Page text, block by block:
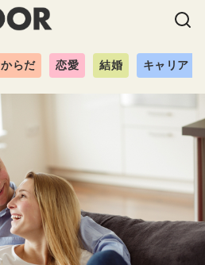
からだ 恋愛 結婚 キャリア